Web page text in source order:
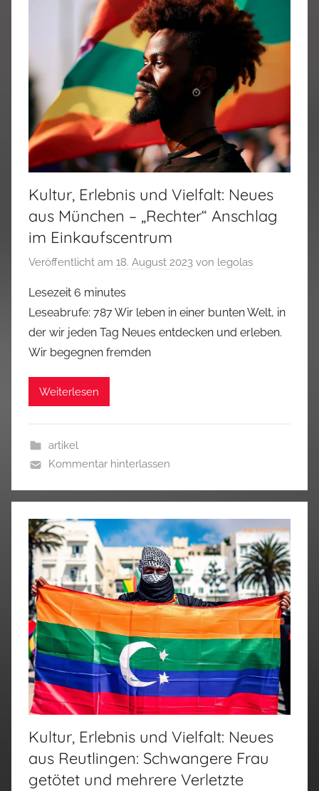
Kultur, Erlebnis und Vielfalt: Neues
aus München – „Rechter“ Anschlag
im Einkaufscentrum
Veröffentlicht am 18. August 2023 von legolas
Lesezeit 6 minutes
Leseabrufe: 787 Wir leben in einer bunten Welt, in
der wir jeden Tag Neues entdecken und erleben.
Wir begegnen fremden
Weiterlesen
artikel
Kommentar hinterlassen
Kultur, Erlebnis und Vielfalt: Neues
aus Reutlingen: Schwangere Frau
getötet und mehrere Verletzte